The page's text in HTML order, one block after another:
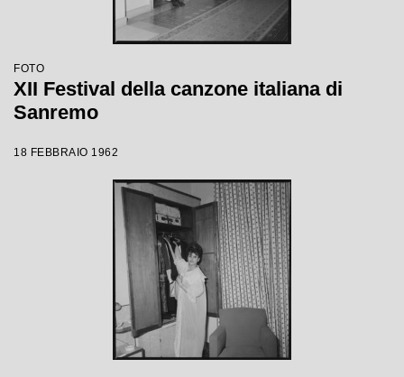
FOTO
XII Festival della canzone italiana di
Sanremo
18 FEBBRAIO 1962